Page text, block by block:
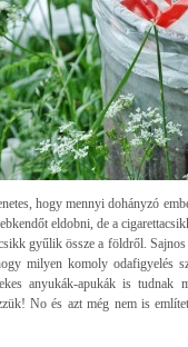
hogy mennyi dohányzó
eldobni, de a
gyűlik össze a földről.
milyen komoly odafigyelés
anyukák-apukák is
No és azt még nem is